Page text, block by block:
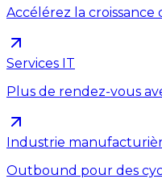
Accélérez la
Services IT
Plus de rendez-vous
Industrie
Outbound pour des